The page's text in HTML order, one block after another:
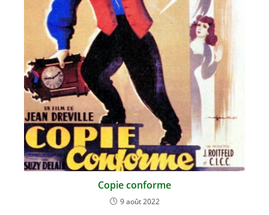
Copie conforme
9 août 2022